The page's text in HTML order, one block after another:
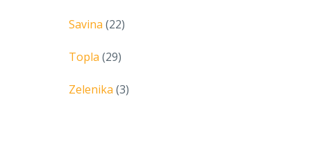
Savina (22)
Topla (29)
Zelenika (3)